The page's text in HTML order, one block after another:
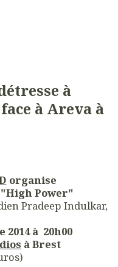
à
à Areva à
organise
Power"
Pradeep Indulkar,
à 20h00
à Brest